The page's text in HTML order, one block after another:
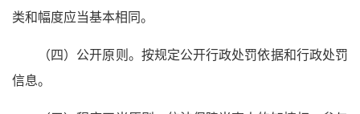
类和幅度应当基本相同。
（四）公开原则。按规定公开行政处罚依据和行政处罚
信息。